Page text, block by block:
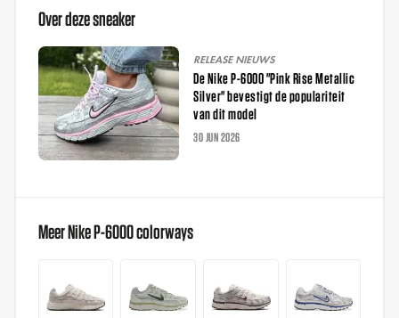
Over deze sneaker
RELEASE NIEUWS
De Nike P-6000 "Pink Rise Metallic
Silver" bevestigt de populariteit
van dit model
30 JUN 2026
Meer Nike P-6000 colorways